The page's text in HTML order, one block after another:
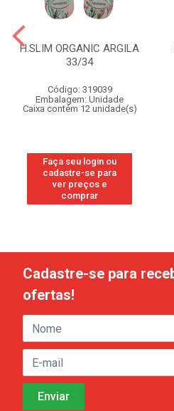
H.SLIM ORGANIC ARGILA
33/34
Código: 319039
Embalagem: Unidade
Caixa contém 12 unidade(s)
Faça seu login ou
cadastre-se para
ver preços e
comprar
Cadastre-se para
ofertas!